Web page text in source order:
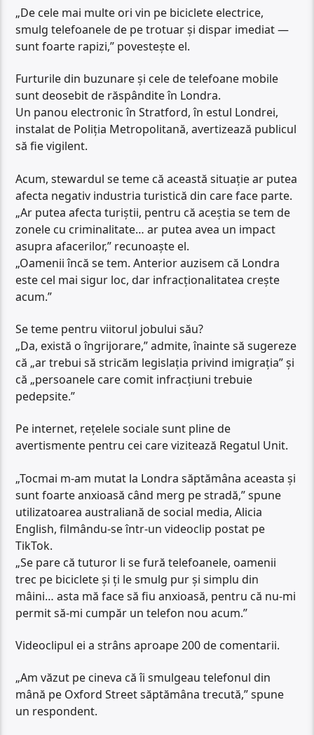
„De cele mai multe ori vin pe biciclete electrice,
smulg telefoanele de pe trotuar și dispar imediat —
sunt foarte rapizi,” povestește el.
Furturile din buzunare și cele de telefoane mobile
sunt deosebit de răspândite în Londra.
Un panou electronic în Stratford, în estul Londrei,
instalat de Poliția Metropolitană, avertizează publicul
să fie vigilent.
Acum, stewardul se teme că această situație ar putea
afecta negativ industria turistică din care face parte.
„Ar putea afecta turiștii, pentru că aceștia se tem de
zonele cu criminalitate… ar putea avea un impact
asupra afacerilor,” recunoaște el.
„Oamenii încă se tem. Anterior auzisem că Londra
este cel mai sigur loc, dar infracționalitatea crește
acum.”
Se teme pentru viitorul jobului său?
„Da, există o îngrijorare,” admite, înainte să sugereze
că „ar trebui să stricăm legislația privind imigrația” și
că „persoanele care comit infracțiuni trebuie
pedepsite.”
Pe internet, rețelele sociale sunt pline de
avertismente pentru cei care vizitează Regatul Unit.
„Tocmai m-am mutat la Londra săptămâna aceasta și
sunt foarte anxioasă când merg pe stradă,” spune
utilizatoarea australiană de social media, Alicia
English, filmându-se într-un videoclip postat pe
TikTok.
„Se pare că tuturor li se fură telefoanele, oamenii
trec pe biciclete și ți le smulg pur și simplu din
mâini… asta mă face să fiu anxioasă, pentru că nu-mi
permit să-mi cumpăr un telefon nou acum.”
Videoclipul ei a strâns aproape 200 de comentarii.
„Am văzut pe cineva că îi smulgeau telefonul din
mână pe Oxford Street săptămâna trecută,” spune
un respondent.